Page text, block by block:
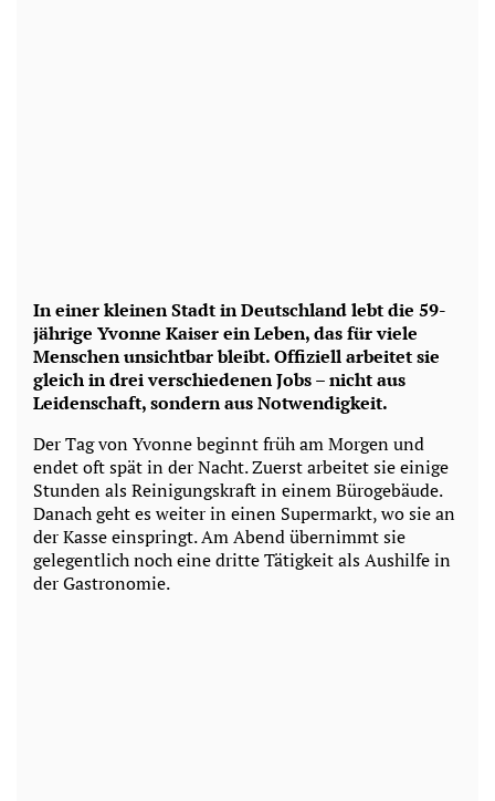
In einer kleinen Stadt in Deutschland lebt die 59-
jährige Yvonne Kaiser ein Leben, das für viele
Menschen unsichtbar bleibt. Offiziell arbeitet sie
gleich in drei verschiedenen Jobs – nicht aus
Leidenschaft, sondern aus Notwendigkeit.
Der Tag von Yvonne beginnt früh am Morgen und
endet oft spät in der Nacht. Zuerst arbeitet sie einige
Stunden als Reinigungskraft in einem Bürogebäude.
Danach geht es weiter in einen Supermarkt, wo sie an
der Kasse einspringt. Am Abend übernimmt sie
gelegentlich noch eine dritte Tätigkeit als Aushilfe in
der Gastronomie.